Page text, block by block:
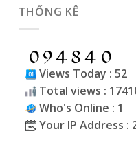
THỐNG KÊ
Views Today : 52
Total views :
Who's Online : 1
Your IP Address :